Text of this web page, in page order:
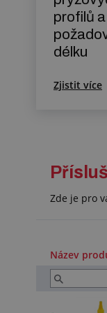
profilů
délku
Zjistit více
Zde je pro
Název